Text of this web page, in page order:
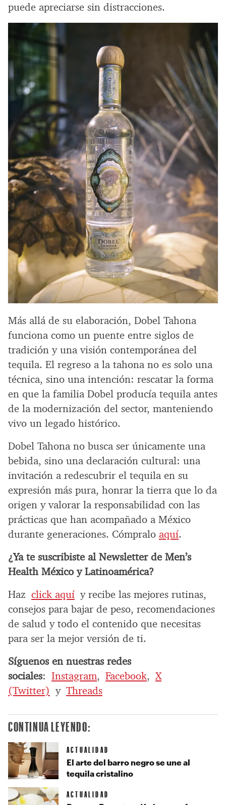
puede apreciarse sin distracciones.
Más allá de su elaboración, Dobel Tahona
funciona como un puente entre siglos de
tradición y una visión contemporánea del
tequila. El regreso a la tahona no es solo una
técnica, sino una intención: rescatar la forma
en que la familia Dobel producía tequila antes
de la modernización del sector, manteniendo
vivo un legado histórico.
Dobel Tahona no busca ser únicamente una
bebida, sino una declaración cultural: una
invitación a redescubrir el tequila en su
expresión más pura, honrar la tierra que lo da
origen y valorar la responsabilidad con las
prácticas que han acompañado a México
durante generaciones. Cómpralo aquí.
¿Ya te suscribiste al Newsletter de Men’s
Health México y Latinoamérica?
Haz click aquí y recibe las mejores rutinas,
consejos para bajar de peso, recomendaciones
de salud y todo el contenido que necesitas
para ser la mejor versión de ti.
Síguenos en nuestras redes
sociales: Instagram, Facebook,X
(Twitter) y Threads
CONTINUA LEYENDO:
ACTUALIDAD
El arte del barro negro se une al
tequila cristalino
ACTUALIDAD